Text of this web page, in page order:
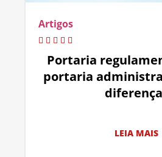
Artigos
Portaria
portaria
LEIA MAIS